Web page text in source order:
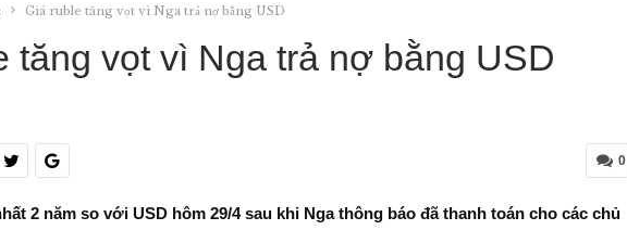
Giá ruble tăng vọt vì Nga trả nợ bằng USD
tăng vọt vì Nga trả nợ bằng USD
0
2 năm so với USD hôm 29/4 sau khi Nga thông báo đã thanh toán cho các chủ